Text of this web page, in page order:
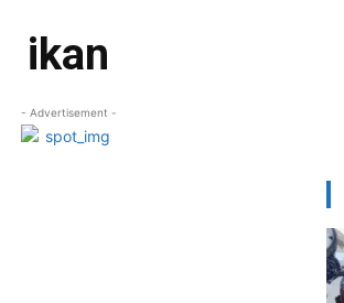
ikan
- Advertisement -